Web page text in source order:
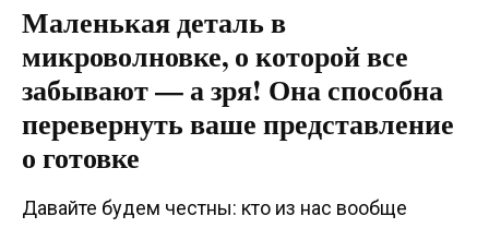
Маленькая деталь в
микроволновке, о которой все
забывают — а зря! Она способна
перевернуть ваше представление
о готовке
Давайте будем честны: кто из нас вообще